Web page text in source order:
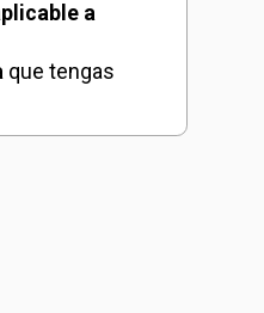
a
que tengas